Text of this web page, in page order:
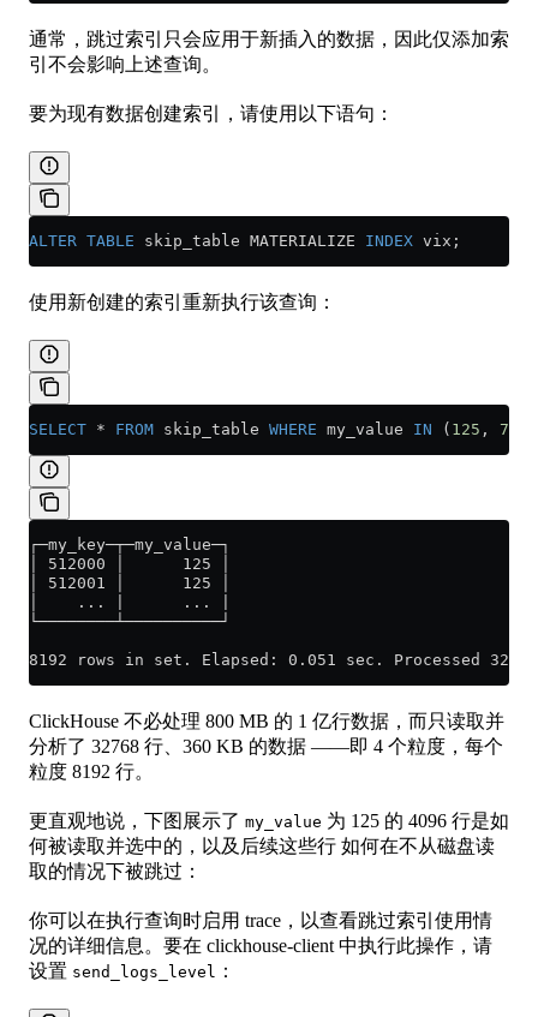
通常，跳过索引只会应用于新插入的数据，因此仅添加索
引不会影响上述查询。
要为现有数据创建索引，请使用以下语句：
ALTER TABLE skip_table MATERIALIZE INDEX vix;
使用新创建的索引重新执行该查询：
SELECT * FROM skip_table WHERE my_value IN ( 125 , 700
┌─my_key─┬─my_value─┐
│ 512000 │      125 │
│ 512001 │      125 │
│    ... |      ... |
└────────┴──────────┘
8192 rows in set. Elapsed: 0.051 sec. Processed
ClickHouse 不必处理 800 MB 的 1 亿行数据，而只读取并
分析了 32768 行、360 KB 的数据 ——即 4 个粒度，每个
粒度 8192 行。
更直观地说，下图展示了 my_value 为 125 的 4096 行是如
何被读取并选中的，以及后续这些行 如何在不从磁盘读
取的情况下被跳过：
你可以在执行查询时启用 trace，以查看跳过索引使用情
况的详细信息。要在 clickhouse-client 中执行此操作，请
设置 send_logs_level ：